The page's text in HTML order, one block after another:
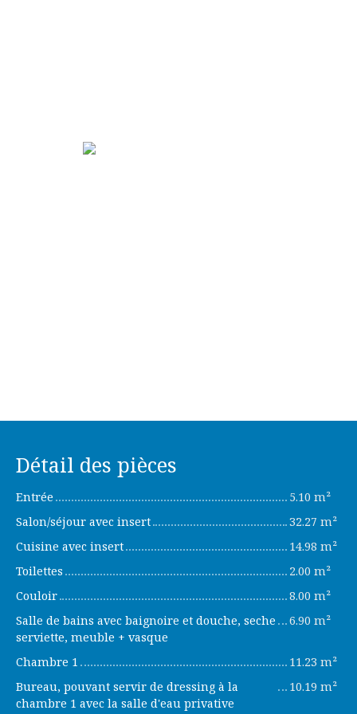
Détail des pièces
Entrée
5.10 m²
Salon/séjour avec insert
32.27 m²
Cuisine avec insert
14.98 m²
Toilettes
2.00 m²
Couloir
8.00 m²
Salle de bains avec baignoire et douche, seche
serviette, meuble + vasque
6.90 m²
Chambre 1
11.23 m²
Bureau, pouvant servir de dressing à la
chambre 1 avec la salle d'eau privative
10.19 m²